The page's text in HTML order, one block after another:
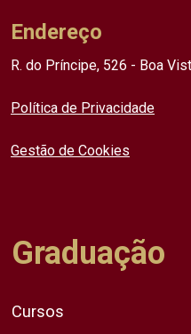
Endereço
R. do Príncipe, 526 - Boa
Política de Privacidade
Gestão de Cookies
Graduação
Cursos